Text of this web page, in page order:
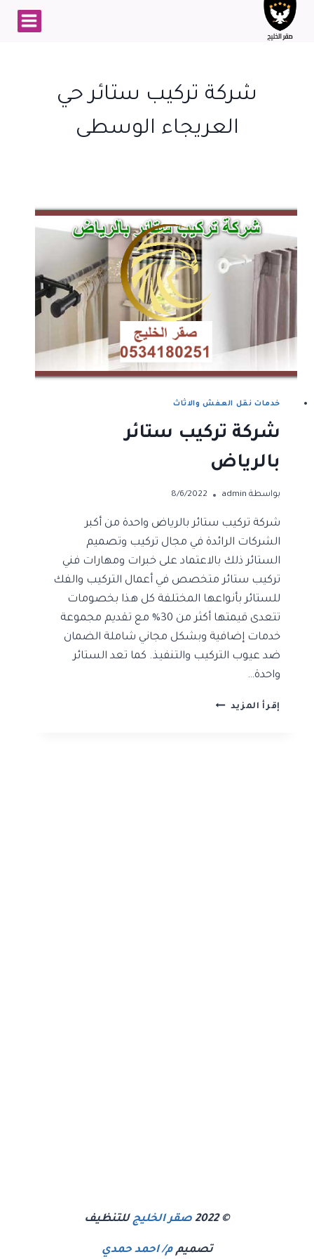
التجاوز
شركة تركيب ستائر حي
العريجاء الوسطى
خدمات نقل العفش والاثاث
شركة تركيب ستائر
بالرياض
بواسطة admin
8/6/2022
شركة تركيب ستائر بالرياض واحدة من أكبر
الشركات الرائدة في مجال تركيب وتصميم
الستائر ذلك بالاعتماد على خبرات ومهارات فني
تركيب ستائر متخصص في أعمال التركيب والفك
للستائر بأنواعها المختلفة كل هذا بخصومات
تتعدى قيمتها أكثر من 30% مع تقديم مجموعة
خدمات إضافية وبشكل مجاني شاملة الضمان
ضد عيوب التركيب والتنفيذ. كما تعد الستائر
واحدة…
إقرأ المزيد شركة
© 2022 صقر الخليجللتنظيف
تصميمم/ احمد حمدي